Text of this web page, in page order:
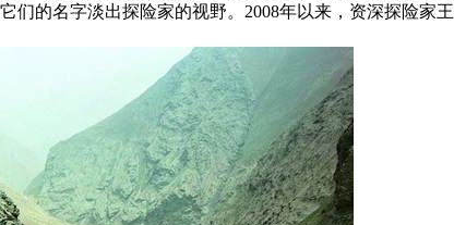
们的名字淡出探险家的视野。2008年以来，资深探险家